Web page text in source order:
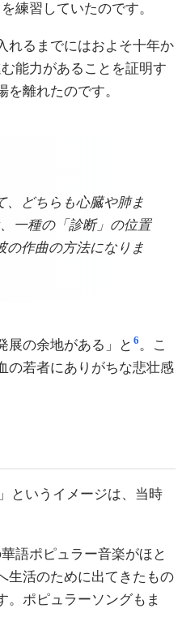
練習していたのです。
れるまでにはおよそ十年か
能力があることを証明す
離れたのです。
、どちらも心臓や肺ま
一種の「診断」の位置
の作曲の方法になりま
展の余地がある」と 6 。こ
の若者にありがちな悲壮感
というイメージは、当時
語ポピュラー音楽がほと
生活のために出てきたもの
。ポピュラーソングもま